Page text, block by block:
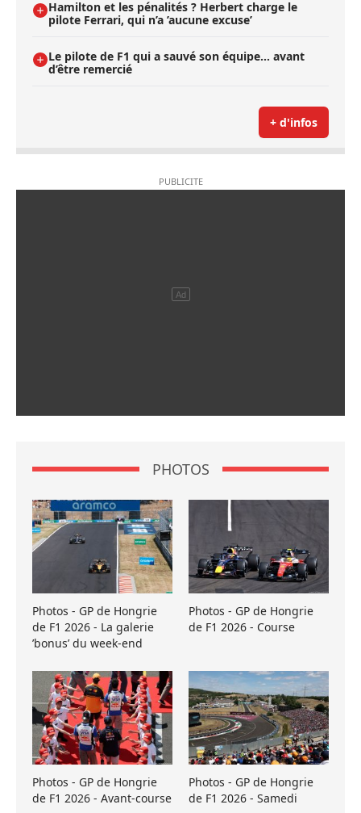
Hamilton et les pénalités ? Herbert charge le
pilote Ferrari, qui n’a ’aucune excuse’
Le pilote de F1 qui a sauvé son équipe… avant
d’être remercié
+ d'infos
PHOTOS
Photos - GP de Hongrie
de F1 2026 - La galerie
’bonus’ du week-end
Photos - GP de Hongrie
de F1 2026 - Course
Photos - GP de Hongrie
de F1 2026 - Avant-course
Photos - GP de Hongrie
de F1 2026 - Samedi